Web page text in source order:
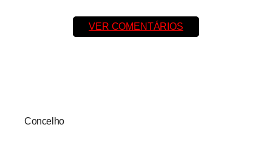
VER COMENTÁRIOS
Concelho